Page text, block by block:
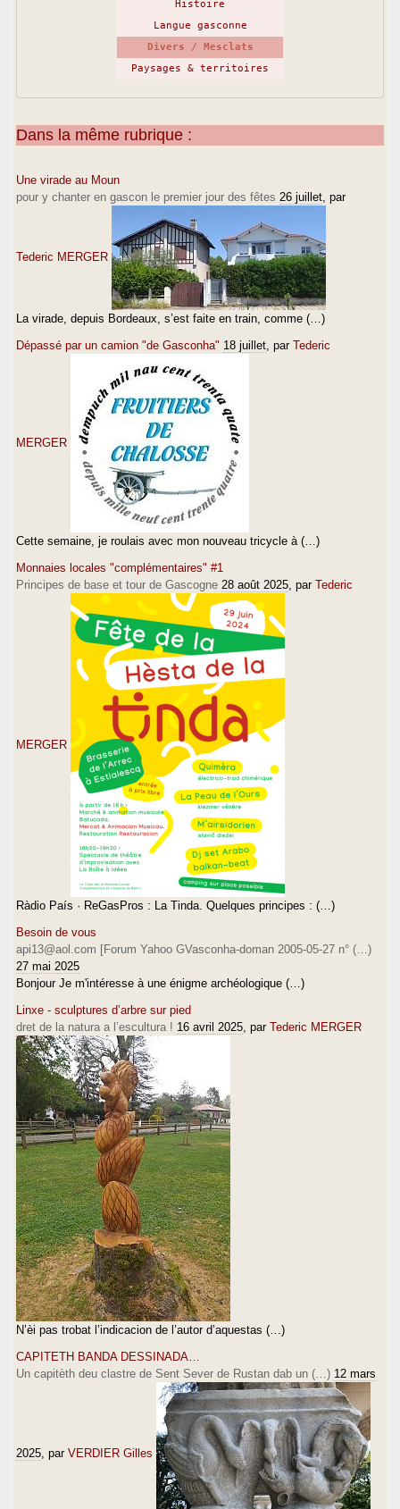
Histoire
Langue gasconne
Divers / Mesclats
Paysages & territoires
Dans la même rubrique :
Une virade au Moun
pour y chanter en gascon le premier jour des fêtes 26 juillet , par
Tederic MERGER
La virade, depuis Bordeaux, s’est faite en train, comme (…)
Dépassé par un camion "de Gasconha" 18 juillet , par Tederic
MERGER
Cette semaine, je roulais avec mon nouveau tricycle à (…)
Monnaies locales "complémentaires" #1
Principes de base et tour de Gascogne 28 août 2025 , par Tederic
MERGER
Ràdio País · ReGasPros : La Tinda. Quelques principes : (…)
Besoin de vous
api13@aol.com [Forum Yahoo GVasconha-doman 2005-05-27 n° (…)
27 mai 2025
Bonjour Je m'intéresse à une énigme archéologique (…)
Linxe - sculptures d’arbre sur pied
dret de la natura a l’escultura ! 16 avril 2025 , par Tederic MERGER
N’èi pas trobat l’indicacion de l’autor d’aquestas (…)
CAPITETH BANDA DESSINADA…
Un capitèth deu clastre de Sent Sever de Rustan dab un (…) 12 mars
2025 , par VERDIER Gilles